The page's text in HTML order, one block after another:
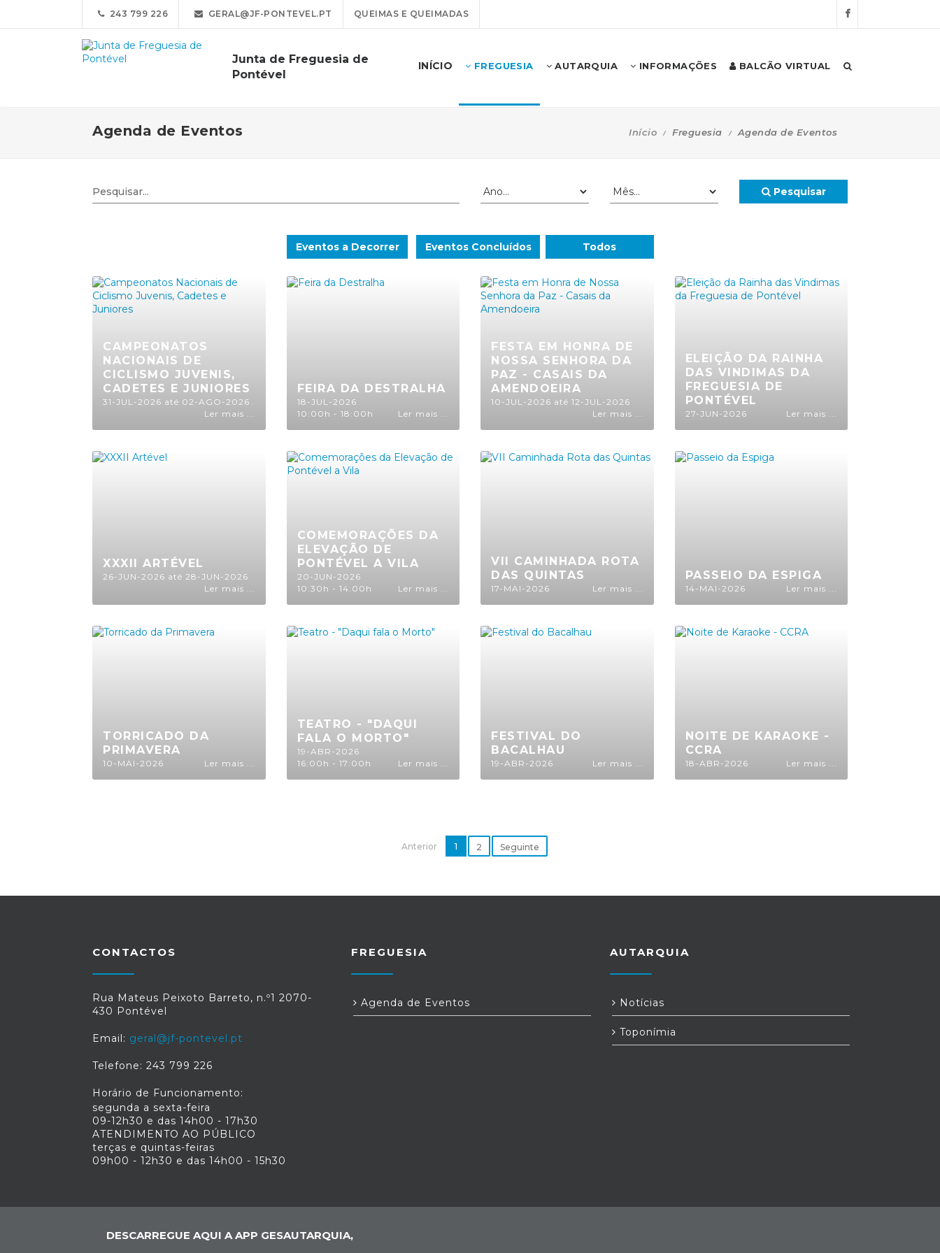
243 799 226 GERAL@JF-PONTEVEL.PT QUEIMAS E QUEIMADAS
Junta de Freguesia de
Pontével
INÍCIO FREGUESIA AUTARQUIA INFORMAÇÕES BALCÃO VIRTUAL
Agenda de Eventos Início Freguesia Agenda de Eventos
Pesquisar
Eventos a Decorrer Eventos Concluídos Todos
CAMPEONATOS
NACIONAIS DE
CICLISMO JUVENIS,
CADETES E JUNIORES
31-JUL-2026 até 02-AGO-2026
Ler mais ...
FEIRA DA DESTRALHA
18-JUL-2026
10:00h - 18:00h
Ler mais ...
FESTA EM HONRA DE
NOSSA SENHORA DA
PAZ - CASAIS DA
AMENDOEIRA
10-JUL-2026 até 12-JUL-2026
Ler mais ...
ELEIÇÃO DA RAINHA
DAS VINDIMAS DA
FREGUESIA DE
PONTÉVEL
27-JUN-2026 Ler mais ...
XXXII ARTÉVEL
26-JUN-2026 até 28-JUN-2026
Ler mais ...
COMEMORAÇÕES DA
ELEVAÇÃO DE
PONTÉVEL A VILA
20-JUN-2026
10:30h - 14:00h
Ler mais ...
VII CAMINHADA ROTA
DAS QUINTAS
17-MAI-2026 Ler mais ...
PASSEIO DA ESPIGA
14-MAI-2026 Ler mais ...
TORRICADO DA
PRIMAVERA
10-MAI-2026 Ler mais ...
TEATRO - "DAQUI
FALA O MORTO"
19-ABR-2026
16:00h - 17:00h
Ler mais ...
FESTIVAL DO
BACALHAU
19-ABR-2026 Ler mais ...
NOITE DE KARAOKE -
CCRA
18-ABR-2026 Ler mais ...
Anterior 1 2 Seguinte
CONTACTOS
Rua Mateus Peixoto Barreto, n.º1 2070-
430 Pontével
Email: geral@jf-pontevel.pt
Telefone: 243 799 226
Horário de Funcionamento:
segunda a sexta-feira
09-12h30 e das 14h00 - 17h30
ATENDIMENTO AO PÚBLICO
terças e quintas-feiras
09h00 - 12h30 e das 14h00 - 15h30
FREGUESIA
Agenda de Eventos
AUTARQUIA
Notícias
Toponímia
DESCARREGUE AQUI A APP GESAUTARQUIA,